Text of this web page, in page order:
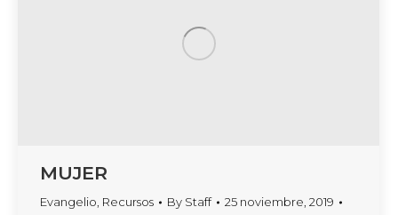
MUJER
Evangelio Recursos By Staff
25 noviembre, 2019